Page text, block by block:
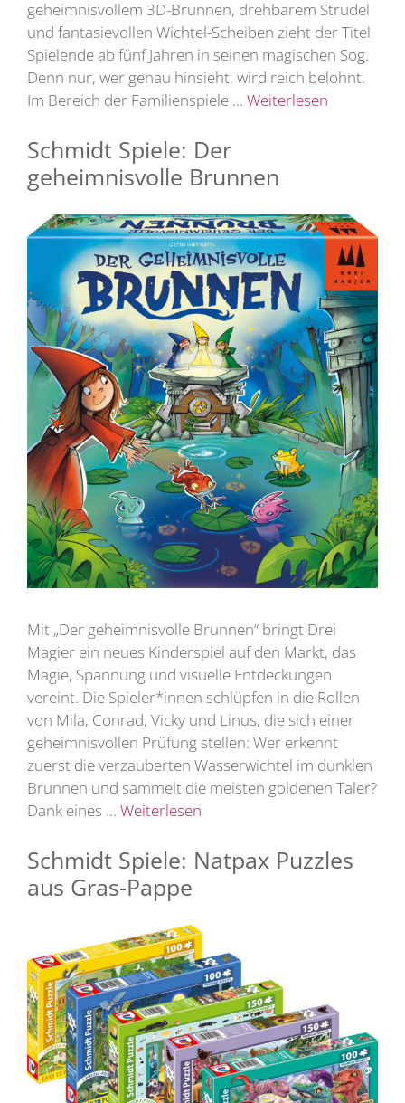
geheimnisvollem 3D-Brunnen, drehbarem Strudel
und fantasievollen Wichtel-Scheiben zieht der Titel
Spielende ab fünf Jahren in seinen magischen Sog.
Denn nur, wer genau hinsieht, wird reich belohnt.
Im Bereich der Familienspiele … Weiterlesen
Schmidt Spiele: Der
geheimnisvolle Brunnen
Mit „Der geheimnisvolle Brunnen“ bringt Drei
Magier ein neues Kinderspiel auf den Markt, das
Magie, Spannung und visuelle Entdeckungen
vereint. Die Spieler*innen schlüpfen in die Rollen
von Mila, Conrad, Vicky und Linus, die sich einer
geheimnisvollen Prüfung stellen: Wer erkennt
zuerst die verzauberten Wasserwichtel im dunklen
Brunnen und sammelt die meisten goldenen Taler?
Dank eines … Weiterlesen
Schmidt Spiele: Natpax Puzzles
aus Gras-Pappe